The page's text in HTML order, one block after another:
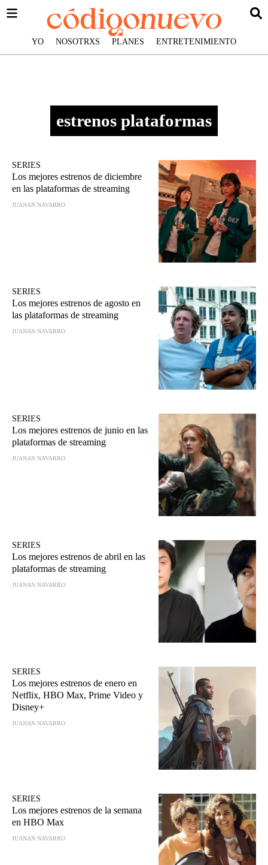
YO NOSOTRXS PLANES ENTRETENIMIENTO
estrenos plataformas
SERIES
Los mejores estrenos de diciembre
en las plataformas de streaming
JUANAN NAVARRO
SERIES
Los mejores estrenos de agosto en
las plataformas de streaming
JUANAN NAVARRO
SERIES
Los mejores estrenos de junio en las
plataformas de streaming
JUANAN NAVARRO
SERIES
Los mejores estrenos de abril en las
plataformas de streaming
JUANAN NAVARRO
SERIES
Los mejores estrenos de enero en
Netflix, HBO Max, Prime Video y
Disney+
JUANAN NAVARRO
SERIES
Los mejores estrenos de la semana
en HBO Max
JUANAN NAVARRO